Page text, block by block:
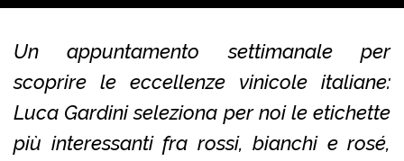
Un appuntamento settimanale per
scoprire le eccellenze vinicole italiane:
Luca Gardini seleziona per noi le etichette
più interessanti fra rossi, bianchi e rosé,